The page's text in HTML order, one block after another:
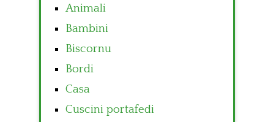
Animali
Bambini
Biscornu
Bordi
Casa
Cuscini portafedi